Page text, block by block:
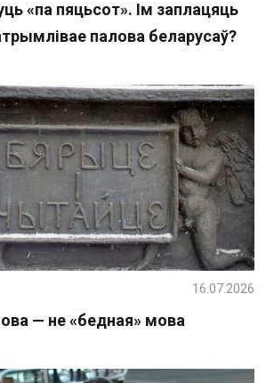
«па пяцьсот». Ім заплацяць
палова беларусаў?
— не «бедная» мова
16.07.2026